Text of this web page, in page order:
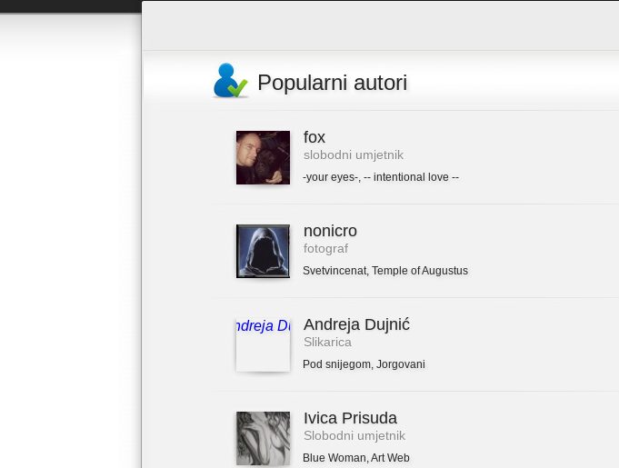
Popularni autori
fox
slobodni umjetnik
-your eyes-, -- intentional love --
nonicro
fotograf
Svetvincenat, Temple of Augustus
Andreja Dujnić
Slikarica
Pod snijegom, Jorgovani
Ivica Prisuda
Slobodni umjetnik
Blue Woman,Art Web